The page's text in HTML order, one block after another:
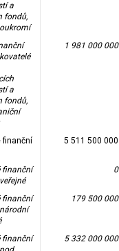
a
fondů,
a
fondů,
1 981 000 000
finanční
5 511 500 000
finanční
0
finanční
179 500 000
finanční
5 332 000 000